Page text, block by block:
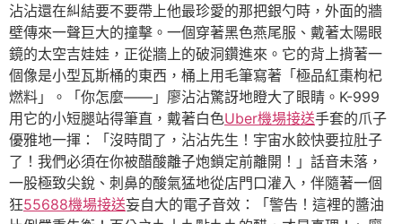
沾沾還在糾結要不要帶上他最珍愛的那把銀勺時，外面的牆
壁傳來一聲巨大的撞擊。一個穿著黑色燕尾服、戴著太陽眼
鏡的太空吉娃娃，正從牆上的破洞鑽進來。它的背上揹著一
個像是小型瓦斯桶的東西，桶上用毛筆寫著「極品紅棗枸杞
燃料」。「你怎麼——」廖沾沾驚訝地瞪大了眼睛。K-999
用它的小短腿站得筆直，戴著白色Uber機場接送手套的爪子
優雅地一揮：「沒時間了，沾沾先生！宇宙水餃快要拉肚子
了！我們必須在你被醋酸離子炮鎖定前離開！」話音未落，
一股極致尖銳、刺鼻的酸氣猛地從店門口灌入，伴隨著一個
狂55688機場接送妄自大的電子音效：「警告！這裡的醬油